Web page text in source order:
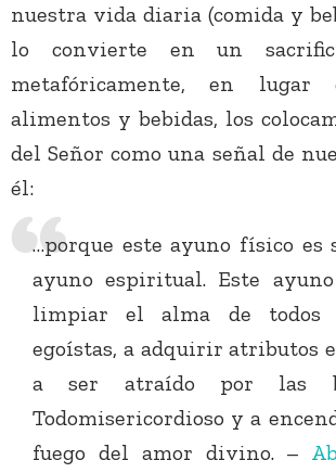
nuestra vida diaria (comida y
lo convierte en un
metafóricamente, en lugar
alimentos y bebidas, los
del Señor como una señal de
él:
…porque este ayuno físico es
ayuno espiritual. Este
limpiar el alma de todos
egoístas, a adquirir atributos
a ser atraído por las
Todomisericordioso y a
fuego del amor divino. –